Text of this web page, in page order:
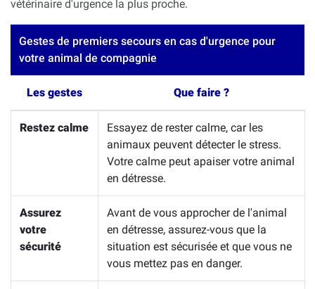
vétérinaire d'urgence la plus proche.
Gestes de premiers secours en cas d'urgence pour
votre animal de compagnie
Les gestes Que faire ?
Restez calme
Essayez de rester calme, car les
animaux peuvent détecter le stress.
Votre calme peut apaiser votre animal
en détresse.
Assurez
votre
sécurité
Avant de vous approcher de l'animal
en détresse, assurez-vous que la
situation est sécurisée et que vous ne
vous mettez pas en danger.